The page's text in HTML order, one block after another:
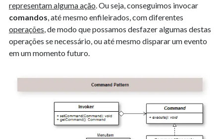
Fundamentos de Software
representam alguma ação. Ou seja, conseguimos invocar
comandos, até mesmo enfileirados, com diferentes
operações, de modo que possamos desfazer algumas destas
operações se necessário, ou até mesmo disparar um evento
em um momento futuro.